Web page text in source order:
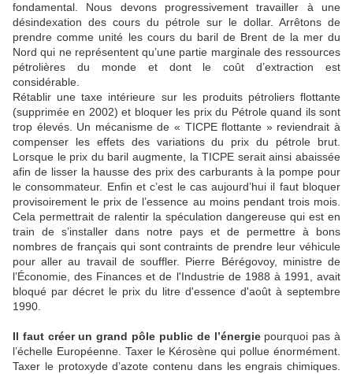
fondamental. Nous devons progressivement travailler à une
désindexation des cours du pétrole sur le dollar. Arrêtons de
prendre comme unité les cours du baril de Brent de la mer du
Nord qui ne représentent qu’une partie marginale des ressources
pétrolières du monde et dont le coût d’extraction est
considérable.
Rétablir une taxe intérieure sur les produits pétroliers flottante
(supprimée en 2002) et bloquer les prix du Pétrole quand ils sont
trop élevés. Un mécanisme de « TICPE flottante » reviendrait à
compenser les effets des variations du prix du pétrole brut.
Lorsque le prix du baril augmente, la TICPE serait ainsi abaissée
afin de lisser la hausse des prix des carburants à la pompe pour
le consommateur. Enfin et c’est le cas aujourd’hui il faut bloquer
provisoirement le prix de l’essence au moins pendant trois mois.
Cela permettrait de ralentir la spéculation dangereuse qui est en
train de s’installer dans notre pays et de permettre à bons
nombres de français qui sont contraints de prendre leur véhicule
pour aller au travail de souffler. Pierre Bérégovoy, ministre de
l’Économie, des Finances et de l'Industrie de 1988 à 1991, avait
bloqué par décret le prix du litre d'essence d'août à septembre
1990.
Il faut créer un grand pôle public de l’énergiepourquoi pas à
l’échelle Européenne. Taxer le Kérosène qui pollue énormément.
Taxer le protoxyde d’azote contenu dans les engrais chimiques.